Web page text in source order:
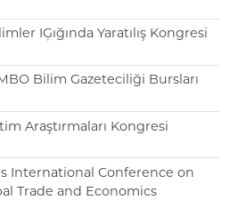
IĢığında Yaratılış Kongresi
Bilim Gazeteciliği Bursları
Araştırmaları Kongresi
International Conference on
Trade and Economics